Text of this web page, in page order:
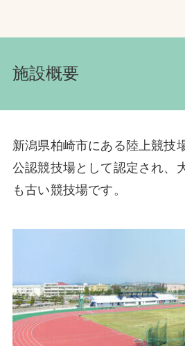
施設概要
新潟県柏崎市にある陸上競技
公認競技場として認定され、
も古い競技場です。